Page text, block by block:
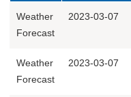
Weather
Forecast
2023-03-07
Weather
Forecast
2023-03-07